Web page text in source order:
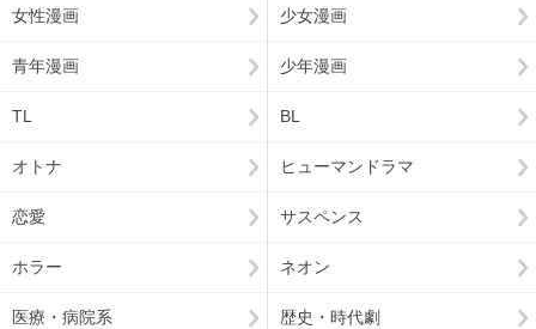
女性漫画 少女漫画
青年漫画 少年漫画
TL BL
オトナ ヒューマンドラマ
恋愛 サスペンス
ホラー ネオン
医療・病院系 歴史・時代劇